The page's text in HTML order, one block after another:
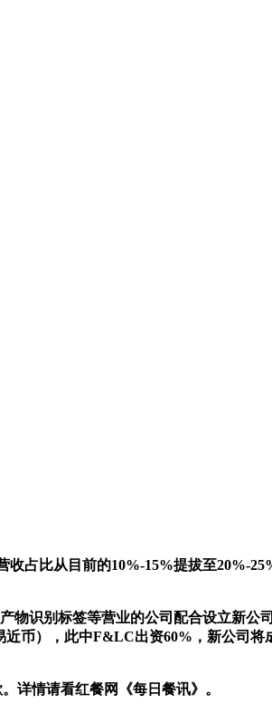
比从目前的10%-15%提拔至20%-
识别标签等营业的公司配合设立新公
币），此中F&LC出资60%，新公司
详情请看红餐网《每日餐讯》。